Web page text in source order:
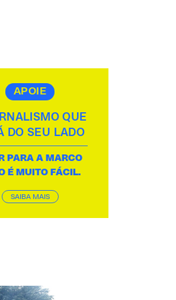
APOIE
QUE
DO SEU LADO
PARA A MARCO
É MUITO FÁCIL.
SAIBA MAIS